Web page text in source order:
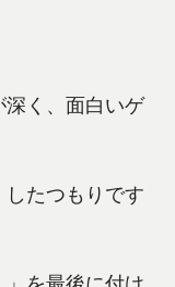
深く、面白いゲ
たつもりです